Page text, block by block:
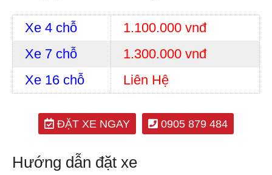
Xe 4 chỗ
1.100.000 vnđ
Xe 7 chỗ
1.300.000 vnđ
Xe 16 chỗ
Liên Hệ
ĐẶT XE NGAY 0905 879 484
Hướng dẫn đặt xe